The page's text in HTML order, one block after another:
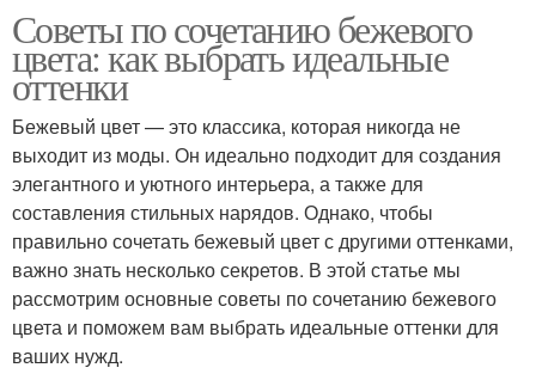
Советы по сочетанию бежевого
цвета: как выбрать идеальные
оттенки
Бежевый цвет — это классика, которая никогда не
выходит из моды. Он идеально подходит для создания
элегантного и уютного интерьера, а также для
составления стильных нарядов. Однако, чтобы
правильно сочетать бежевый цвет с другими оттенками,
важно знать несколько секретов. В этой статье мы
рассмотрим основные советы по сочетанию бежевого
цвета и поможем вам выбрать идеальные оттенки для
ваших нужд.